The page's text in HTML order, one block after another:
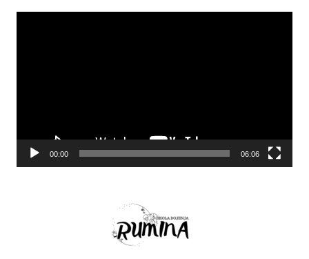
00:00 06:06